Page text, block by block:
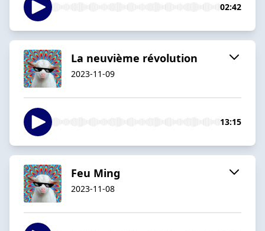
02:42
La neuvième révolution
2023-11-09
13:15
Feu Ming
2023-11-08